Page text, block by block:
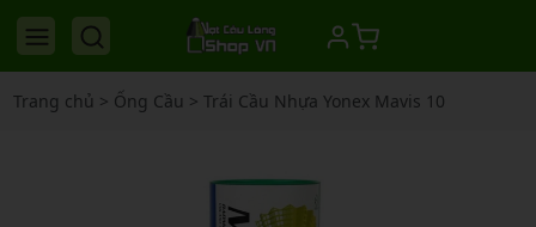
Trang chủ > Ống Cầu > Trái Cầu Nhựa Yonex Mavis 10